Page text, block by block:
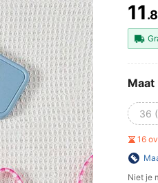
11
Maat
36
16
Niet je